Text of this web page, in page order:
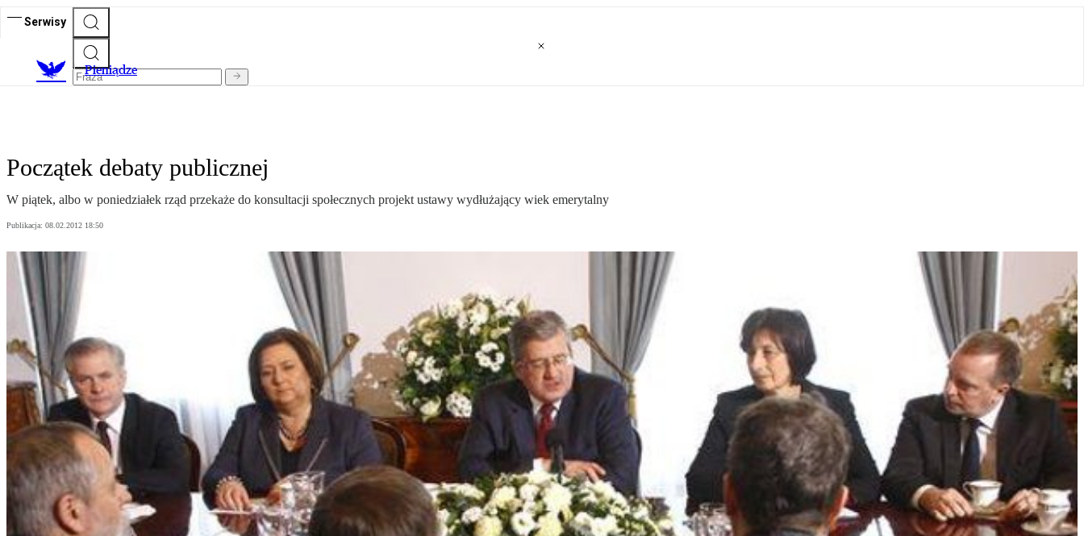
Serwisy
Pieniądze
Początek debaty publicznej
W piątek, albo w poniedziałek rząd przekaże do konsultacji społecznych projekt ustawy wydłużający wiek emerytalny
Publikacja: 08.02.2012 18:50